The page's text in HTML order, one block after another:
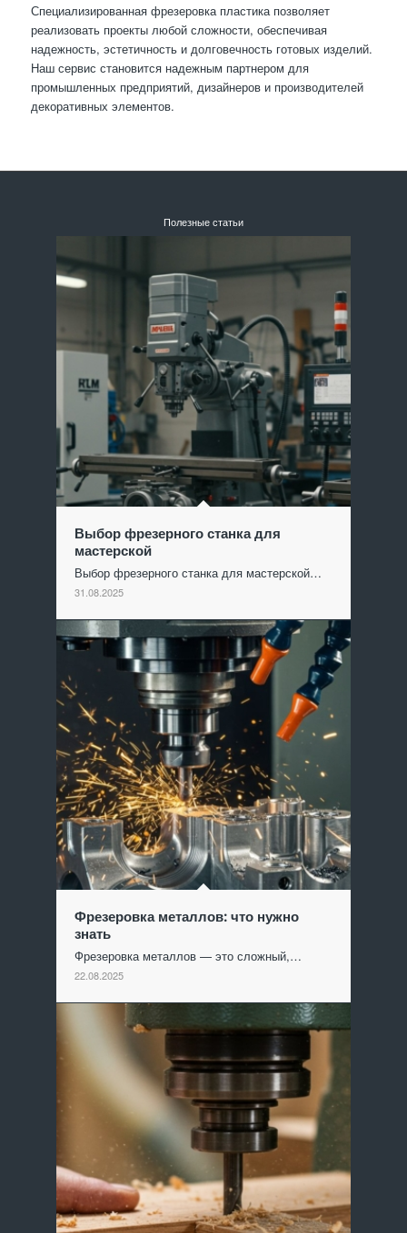
Специализированная фрезеровка пластика позволяет
реализовать проекты любой сложности, обеспечивая
надежность, эстетичность и долговечность готовых изделий.
Наш сервис становится надежным партнером для
промышленных предприятий, дизайнеров и производителей
декоративных элементов.
Полезные статьи
Выбор фрезерного станка для
мастерской
Выбор фрезерного станка для мастерской…
31.08.2025
Фрезеровка металлов: что нужно
знать
Фрезеровка металлов — это сложный,…
22.08.2025